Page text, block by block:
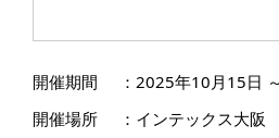
開催期間 ： 2025年10月15日
開催場所
： インテックス大阪